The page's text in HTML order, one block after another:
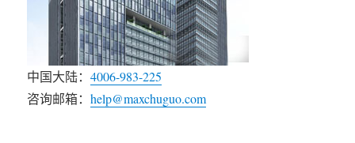
中国大陆：4006-983-225
咨询邮箱：help@maxchuguo.com